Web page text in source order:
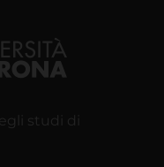
studi di